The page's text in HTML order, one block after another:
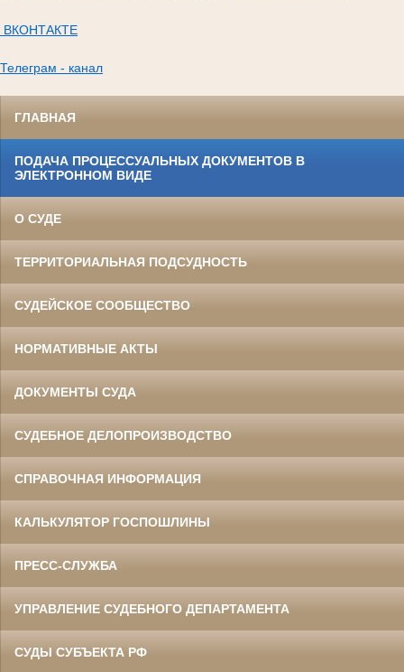
ВКОНТАКТЕ
Телеграм - канал
ГЛАВНАЯ
ПОДАЧА ПРОЦЕССУАЛЬНЫХ ДОКУМЕНТОВ В
ЭЛЕКТРОННОМ ВИДЕ
О СУДЕ
ТЕРРИТОРИАЛЬНАЯ ПОДСУДНОСТЬ
СУДЕЙСКОЕ СООБЩЕСТВО
НОРМАТИВНЫЕ АКТЫ
ДОКУМЕНТЫ СУДА
СУДЕБНОЕ ДЕЛОПРОИЗВОДСТВО
СПРАВОЧНАЯ ИНФОРМАЦИЯ
КАЛЬКУЛЯТОР ГОСПОШЛИНЫ
ПРЕСС-СЛУЖБА
УПРАВЛЕНИЕ СУДЕБНОГО ДЕПАРТАМЕНТА
СУДЫ СУБЪЕКТА РФ